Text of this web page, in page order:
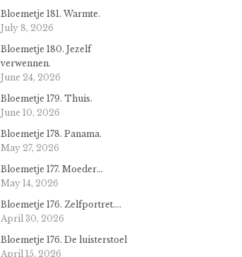
Bloemetje 181. Warmte.
July 8, 2026
Bloemetje 180. Jezelf
verwennen.
June 24, 2026
Bloemetje 179. Thuis.
June 10, 2026
Bloemetje 178. Panama.
May 27, 2026
Bloemetje 177. Moeder…
May 14, 2026
Bloemetje 176. Zelfportret….
April 30, 2026
Bloemetje 176. De luisterstoel
April 15, 2026